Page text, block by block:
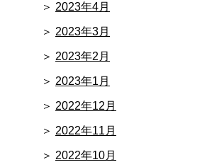
2023年4月
2023年3月
2023年2月
2023年1月
2022年12月
2022年11月
2022年10月